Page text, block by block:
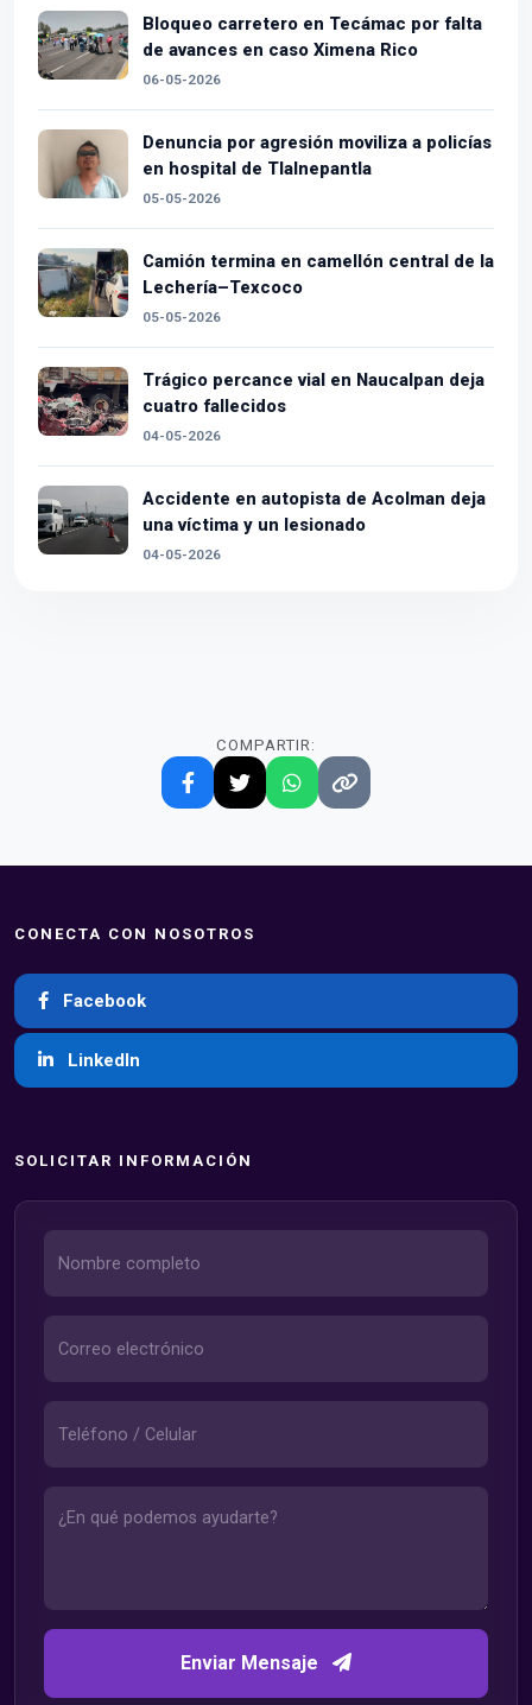
Bloqueo carretero en Tecámac por falta
de avances en caso Ximena Rico
06-05-2026
Denuncia por agresión moviliza a policías
en hospital de Tlalnepantla
05-05-2026
Camión termina en camellón central de la
Lechería–Texcoco
05-05-2026
Trágico percance vial en Naucalpan deja
cuatro fallecidos
04-05-2026
Accidente en autopista de Acolman deja
una víctima y un lesionado
04-05-2026
COMPARTIR:
CONECTA CON NOSOTROS
Facebook
LinkedIn
SOLICITAR INFORMACIÓN
Enviar Mensaje